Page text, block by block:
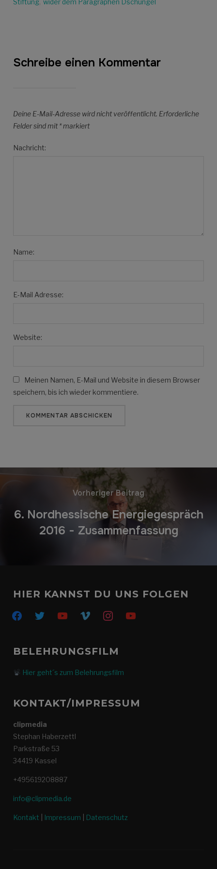
Schreibe einen Kommentar
Deine E-Mail-Adresse wird nicht veröffentlicht. Erforderliche
Felder sind mit*markiert
Nachricht:
Name:
E-Mail Adresse:
Website:
Meinen Namen, E-Mail und Website in diesem Browser
speichern, bis ich wieder kommentiere.
Vorheriger Beitrag
6. Nordhessische Energiegespräch
2016 - Zusammenfassung
HIER KANNST DU UNS FOLGEN
BELEHRUNGSFILM
Hier geht´s zum Belehrungsfilm
KONTAKT/IMPRESSUM
clipmedia
Stephan Haberzettl
Parkstraße 53
34419 Kassel
+495619208887
info@clipmedia.de
Kontakt Impressum Datenschutz